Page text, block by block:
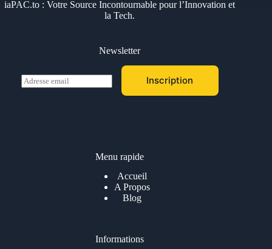
iaPAC.to : Votre Source Incontournable pour l’Innovation et
la Tech.
Newsletter
E
m
Inscription
Menu rapide
Accueil
A Propos
Blog
Informations